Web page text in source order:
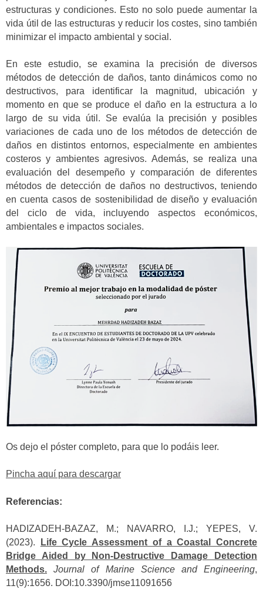
estructuras y condiciones. Esto no solo puede aumentar la
vida útil de las estructuras y reducir los costes, sino también
minimizar el impacto ambiental y social.
En este estudio, se examina la precisión de diversos
métodos de detección de daños, tanto dinámicos como no
destructivos, para identificar la magnitud, ubicación y
momento en que se produce el daño en la estructura a lo
largo de su vida útil. Se evalúa la precisión y posibles
variaciones de cada uno de los métodos de detección de
daños en distintos entornos, especialmente en ambientes
costeros y ambientes agresivos. Además, se realiza una
evaluación del desempeño y comparación de diferentes
métodos de detección de daños no destructivos, teniendo
en cuenta casos de sostenibilidad de diseño y evaluación
del ciclo de vida, incluyendo aspectos económicos,
ambientales e impactos sociales.
Os dejo el póster completo, para que lo podáis leer.
Pincha aquí para descargar
Referencias:
HADIZADEH-BAZAZ, M.; NAVARRO, I.J.; YEPES, V.
(2023).
Life Cycle Assessment of a Coastal Concrete
Bridge Aided by Non-Destructive Damage Detection
Methods.
Journal of Marine Science and Engineering,
11(9):1656. DOI:10.3390/jmse11091656